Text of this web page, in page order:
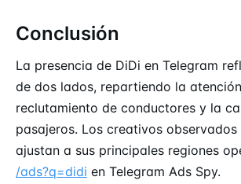
Conclusión
La presencia de DiDi en Telegram
de dos lados, repartiendo la
reclutamiento de conductores y la
pasajeros. Los creativos
ajustan a sus principales regiones
/ads?q=didi en Telegram Ads Spy.